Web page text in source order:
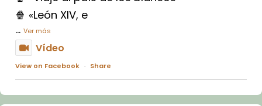
🍿 «León XIV, e
... Ver más
Vídeo
View on Facebook · Share
Arquebisbat de Barcelona